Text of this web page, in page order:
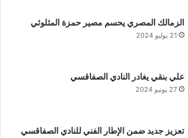
الزمالك المصري يحسم مصير حمزة المثلوثي
21 يوليو 2024
علي بنقي يغادر النادي الصفاقسي
27 يونيو 2024
تعزيز جديد ضمن الإطار الفني للنادي الصفاقسي